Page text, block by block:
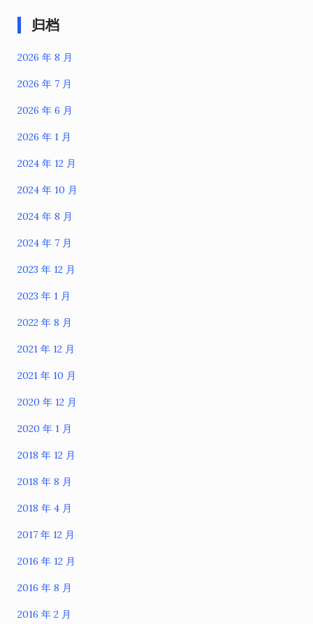
归档
2026 年 8 月
2026 年 7 月
2026 年 6 月
2026 年 1 月
2024 年 12 月
2024 年 10 月
2024 年 8 月
2024 年 7 月
2023 年 12 月
2023 年 1 月
2022 年 8 月
2021 年 12 月
2021 年 10 月
2020 年 12 月
2020 年 1 月
2018 年 12 月
2018 年 8 月
2018 年 4 月
2017 年 12 月
2016 年 12 月
2016 年 8 月
2016 年 2 月